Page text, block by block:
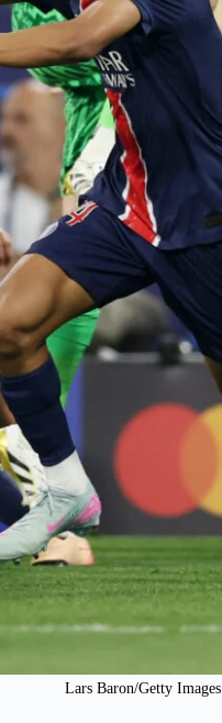
Lars Baron/Getty Images